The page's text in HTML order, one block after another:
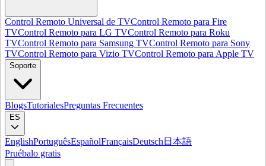
Control Remoto Universal de TVControl Remoto para Fire
TVControl Remoto para LG TVControl Remoto para Roku
TVControl Remoto para Samsung TVControl Remoto para Sony
TVControl Remoto para Vizio TVControl Remoto para Apple TV
Soporte
BlogsTutorialesPreguntas Frecuentes
ES
EnglishPortuguêsEspañolFrançaisDeutsch 日本語
Pruébalo gratis